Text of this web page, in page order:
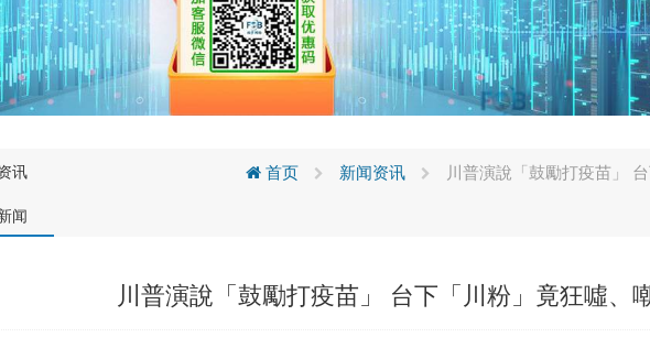
讯
闻
首页 新闻资讯 川普演說「鼓勵打疫苗」
川普演說「鼓勵打疫苗」 台下「川粉」竟狂噓、